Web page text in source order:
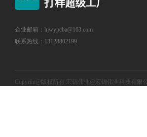
打样超级工厂
企业邮箱：hjwypcba@163.com
联系热线：13128802199
Copyriht@版权所有 宏锦伟业@宏锦伟业科技有